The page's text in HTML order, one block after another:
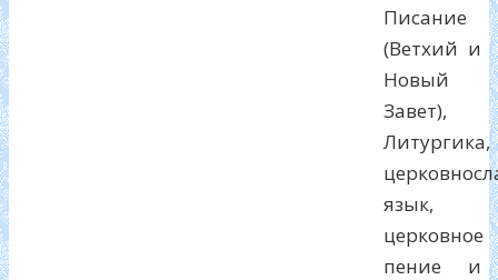
Писание
(Ветхий и
Новый
Завет),
Литургика,
язык,
церковное
пение и